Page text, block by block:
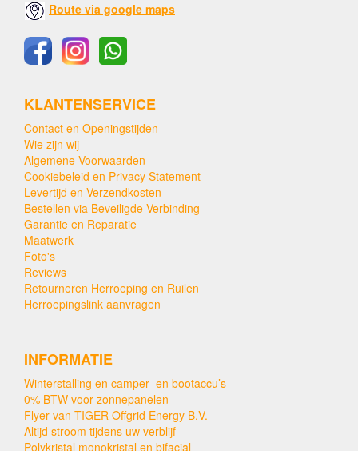
Route via google maps
KLANTENSERVICE
Contact en Openingstijden
Wie zijn wij
Algemene Voorwaarden
Cookiebeleid en Privacy Statement
Levertijd en Verzendkosten
Bestellen via Beveiligde Verbinding
Garantie en Reparatie
Maatwerk
Foto's
Reviews
Retourneren Herroeping en Ruilen
Herroepingslink aanvragen
INFORMATIE
Winterstalling en camper- en bootaccu’s
0% BTW voor zonnepanelen
Flyer van TIGER Offgrid Energy B.V.
Altijd stroom tijdens uw verblijf
Polykristal monokristal en bifacial